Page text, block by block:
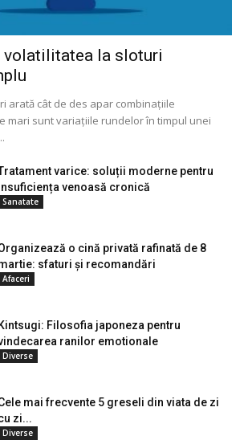
volatilitatea la sloturi
arată cât de des apar combinațiile
mari sunt variațiile rundelor în timpul unei
varice: soluții moderne pentru
venoasă cronică
Sanatate
o cină privată rafinată de 8
sfaturi și recomandări
Afaceri
Kintsugi: Filosofia japoneza pentru
ranilor emotionale
Diverse
mai frecvente 5 greseli din viata de zi
zi...
Diverse